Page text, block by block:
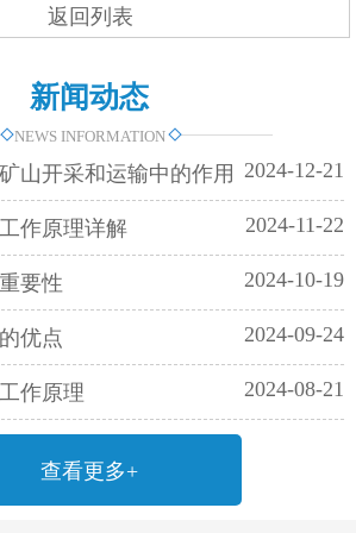
返回列表
新闻动态
NEWS INFORMATION
2024-12-21
山开采和运输中的作用
2024-11-22
作原理详解
2024-10-19
要性
2024-09-24
优点
2024-08-21
作原理
查看更多+